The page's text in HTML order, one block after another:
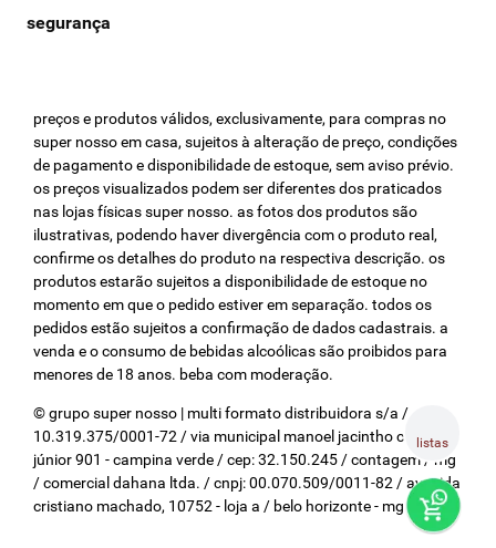
listas
preços e produtos válidos, exclusivamente, para compras no
super nosso em casa, sujeitos à alteração de preço, condições
de pagamento e disponibilidade de estoque, sem aviso prévio.
os preços visualizados podem ser diferentes dos praticados
nas lojas físicas super nosso. as fotos dos produtos são
ilustrativas, podendo haver divergência com o produto real,
confirme os detalhes do produto na respectiva descrição. os
produtos estarão sujeitos a disponibilidade de estoque no
momento em que o pedido estiver em separação. todos os
pedidos estão sujeitos a confirmação de dados cadastrais. a
venda e o consumo de bebidas alcoólicas são proibidos para
menores de 18 anos. beba com moderação.
© grupo super nosso | multi formato distribuidora s/a / cnpj:
10.319.375/0001-72 / via municipal manoel jacintho coelho
júnior 901 - campina verde / cep: 32.150.245 / contagem / mg
/ comercial dahana ltda. / cnpj: 00.070.509/0011-82 / avenida
cristiano machado, 10752 - loja a / belo horizonte - mg